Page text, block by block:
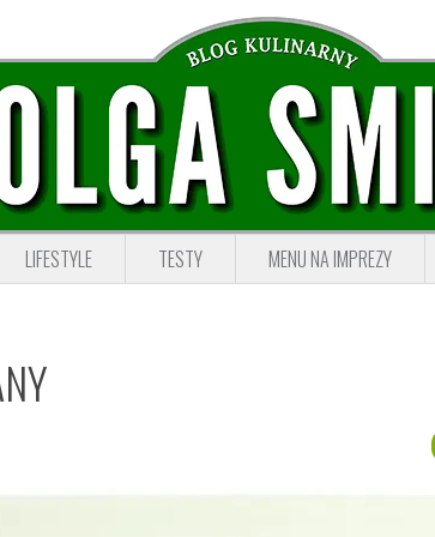
LIFESTYLE TESTY MENU NA IMPREZY